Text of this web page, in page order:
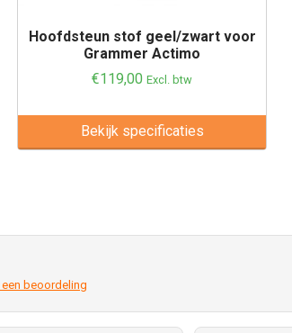
Hoofdsteun stof geel/zwart voor
Grammer Actimo
€119,00 Excl. btw
Bekijk specificaties
beoordeling